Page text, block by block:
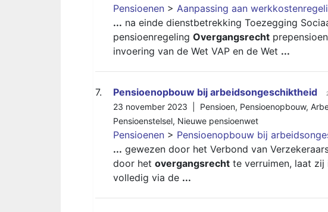
Pensioenen > Aanpassing aan
... na einde dienstbetrekking Toezegging
pensioenregeling Overgangsrecht
invoering van de Wet VAP en de Wet ...
7. Pensioenopbouw bij arbeidsongeschiktheid
23 november 2023 | Pensioen, Pensioenopbouw,
Pensioenstelsel, Nieuwe pensioenwet
Pensioenen > Pensioenopbouw bij
... gewezen door het Verbond van
door het overgangsrecht te verruimen, laat zij
volledig via de ...